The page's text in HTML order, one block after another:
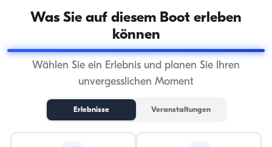
Was Sie auf diesem Boot erleben
können
Wählen Sie ein Erlebnis und planen Sie Ihren
unvergesslichen Moment
Erlebnisse Veranstaltungen